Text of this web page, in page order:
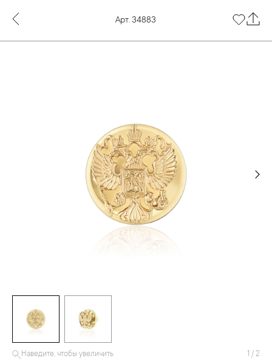
Арт. 34883
Наведите, чтобы увеличить 1 / 2